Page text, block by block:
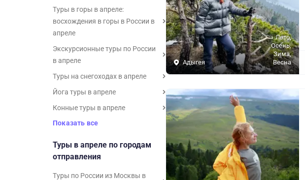
Туры в горы в апреле:
восхождения в горы в России в
апреле
Экскурсионные туры по России
в апреле
Туры на снегоходах в апреле
Йога туры в апреле
Конные туры в апреле
Показать все
Туры в апреле по городам
отправления
Туры по России из Москвы в
Адыгея
Лето,
Осень,
Зима,
Весна